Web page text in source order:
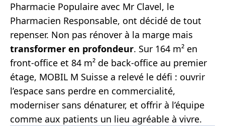
Pharmacie Populaire avec Mr Clavel, le
Pharmacien Responsable, ont décidé de tout
repenser. Non pas rénover à la marge mais
transformer en profondeur. Sur 164 m² en
front-office et 84 m² de back-office au premier
étage, MOBIL M Suisse a relevé le défi : ouvrir
l’espace sans perdre en commercialité,
moderniser sans dénaturer, et offrir à l’équipe
comme aux patients un lieu agréable à vivre.